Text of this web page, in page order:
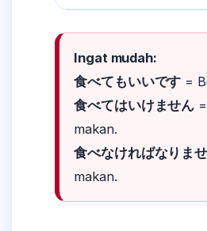
Ingat mudah:
食べてもいいです =
食べてはいけません
makan.
食べなければなりま
makan.